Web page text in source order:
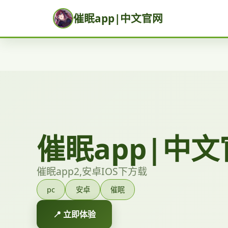
催眠app|中文官网
催眠app|中文
催眠app2,安卓IOS下方载
pc 安卓 催眠
📍 立即体验